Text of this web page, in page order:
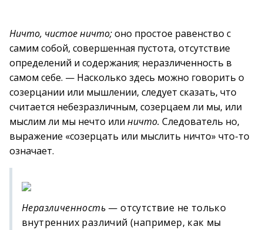
Ничто, чистое ничто;оно простое равенство с
самим собой, совершенная пустота, отсутствие
определений и содержания; неразличенность в
самом себе. — Насколько здесь можно говорить о
созерцании или мышлении, следует сказать, что
считается небезразличным, созерцаем ли мы, или
мыслим ли мы нечто или ничто. Следователь но,
выражение «созерцать или мыслить ничто» что-то
означает.
Неразличенность — отсутствие не только
внутренних различий (например, как мы